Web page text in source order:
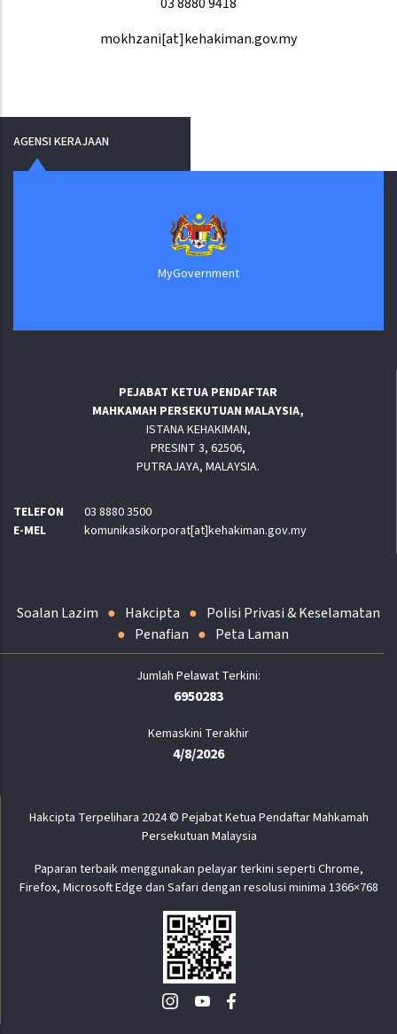
mokhzani[at]kehakiman.gov.my
AGENSI KERAJAAN
MyGovernment
PEJABAT KETUA PENDAFTAR
MAHKAMAH PERSEKUTUAN MALAYSIA,
ISTANA KEHAKIMAN,
PRESINT 3, 62506,
PUTRAJAYA, MALAYSIA.
TELEFON
03 8880 3500
E-MEL
komunikasikorporat[at]kehakiman.gov.my
Soalan Lazim Hakcipta
Polisi Privasi & Keselamatan
Penafian
Peta Laman
6950283
Kemaskini Terakhir
4/8/2026
Hakcipta Terpelihara 2024 © Pejabat Ketua Pendaftar Mahkamah
Persekutuan Malaysia
Paparan terbaik menggunakan pelayar terkini seperti Chrome,
Firefox, Microsoft Edge dan Safari dengan resolusi minima 1366×768